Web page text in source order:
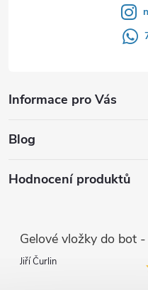
Informace pro Vás
Blog
Hodnocení produktů
Gelové vložky do bot
Jiří Čurlin